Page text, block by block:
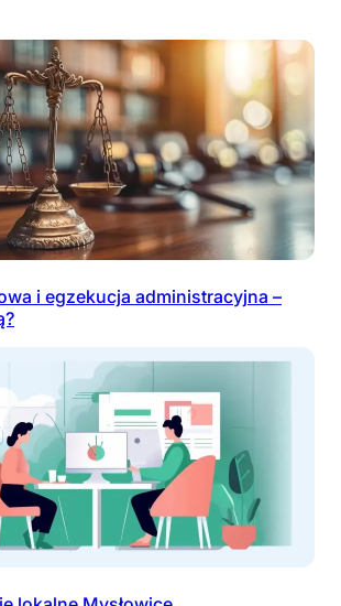
i egzekucja administracyjna –